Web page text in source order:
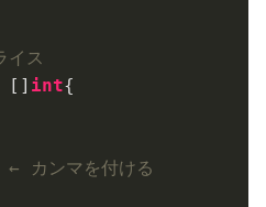
ス
[]
int{
カンマを付ける